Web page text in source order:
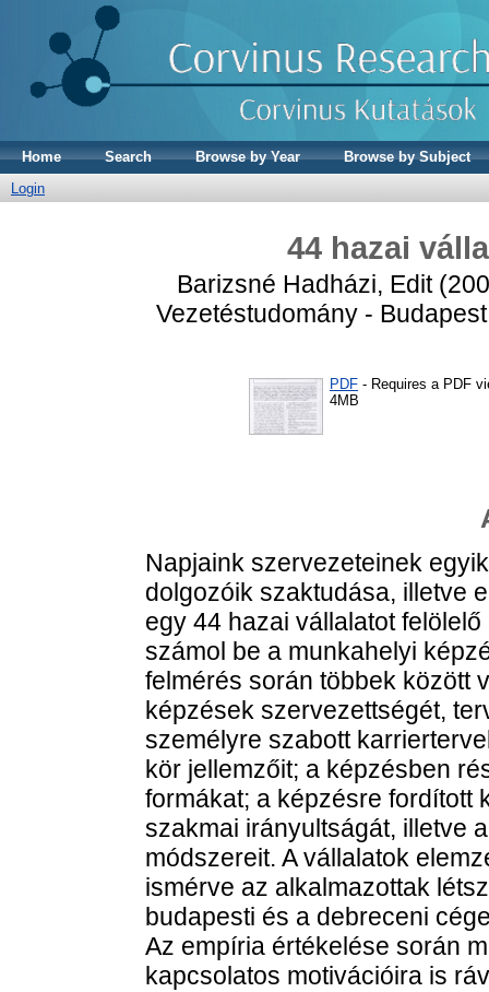
Home Search Browse by Year
Browse by Subject
Login
44 hazai
Barizsné Hadházi, Edit
Vezetéstudomány -
PDF - Requires a PDF
4MB
Napjaink szervezeteinek
dolgozóik szaktudása, illetve
egy 44 hazai vállalatot
számol be a munkahelyi
felmérés során többek között
képzések szervezettségét,
személyre szabott
kör jellemzőit; a képzésben
formákat; a képzésre fordított
szakmai irányultságát, illetve
módszereit. A vállalatok
ismérve az alkalmazottak
budapesti és a debreceni
Az empíria értékelése során
kapcsolatos motivációira is